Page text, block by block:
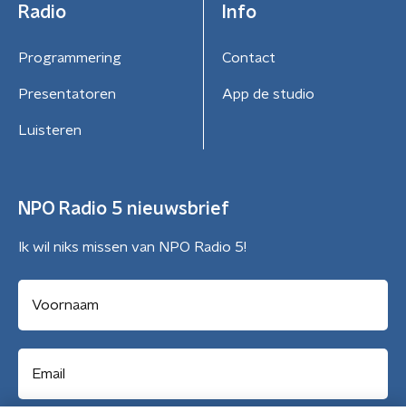
Radio
Programmering
Presentatoren
Luisteren
Info
Contact
App de studio
NPO Radio 5 nieuwsbrief
Ik wil niks missen van NPO Radio 5!